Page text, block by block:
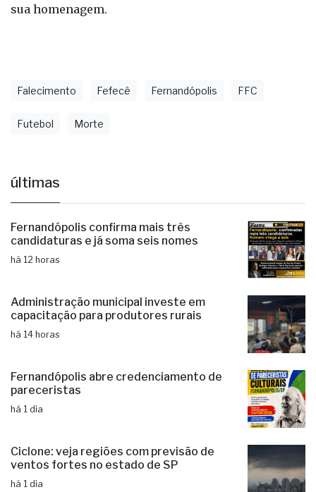
sua homenagem.
Falecimento Fefecê Fernandópolis FFC
Futebol Morte
últimas
Fernandópolis confirma mais três
candidaturas e já soma seis nomes
há 12 horas
Administração municipal investe em
capacitação para produtores rurais
há 14 horas
Fernandópolis abre credenciamento de
pareceristas
há 1 dia
Ciclone: veja regiões com previsão de
ventos fortes no estado de SP
há 1 dia